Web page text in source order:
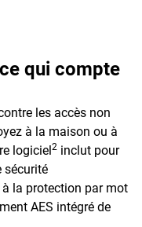
qui compte
les accès non
à la maison ou à
logiciel2 inclut pour
sécurité
la protection par mot
AES intégré de